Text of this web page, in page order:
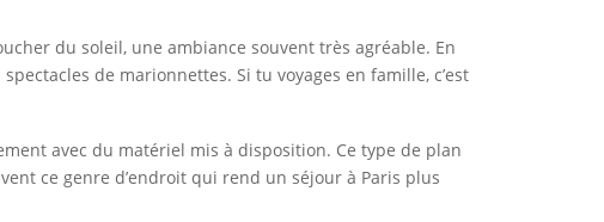
du soleil, une ambiance souvent très agréable. En
de marionnettes. Si tu voyages en famille, c’est
avec du matériel mis à disposition. Ce type de plan
ce genre d’endroit qui rend un séjour à Paris plus